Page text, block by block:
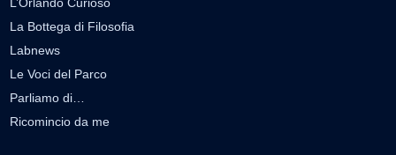
La Bottega di Filosofia
Labnews
Le Voci del Parco
Parliamo di…
Ricomincio da me